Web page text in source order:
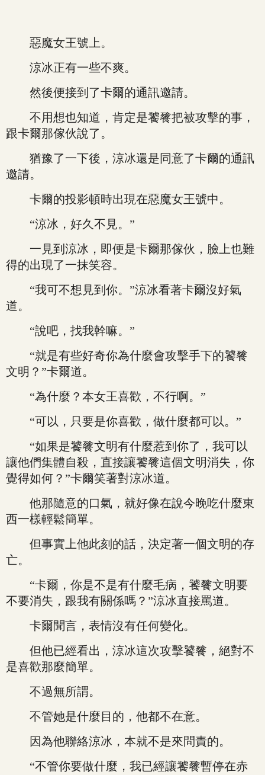
惡魔女王號上。
涼冰正有一些不爽。
然後便接到了卡爾的通訊邀請。
不用想也知道，肯定是饕餮把被攻擊的事，
跟卡爾那傢伙說了。
猶豫了一下後，涼冰還是同意了卡爾的通訊
邀請。
卡爾的投影頓時出現在惡魔女王號中。
“涼冰，好久不見。”
一見到涼冰，即便是卡爾那傢伙，臉上也難
得的出現了一抹笑容。
“我可不想見到你。”涼冰看著卡爾沒好氣
道。
“說吧，找我幹嘛。”
“就是有些好奇你為什麼會攻擊手下的饕餮
文明？”卡爾道。
“為什麼？本女王喜歡，不行啊。”
“可以，只要是你喜歡，做什麼都可以。”
“如果是饕餮文明有什麼惹到你了，我可以
讓他們集體自殺，直接讓饕餮這個文明消失，你
覺得如何？”卡爾笑著對涼冰道。
他那隨意的口氣，就好像在說今晚吃什麼東
西一樣輕鬆簡單。
但事實上他此刻的話，決定著一個文明的存
亡。
“卡爾，你是不是有什麼毛病，饕餮文明要
不要消失，跟我有關係嗎？”涼冰直接罵道。
卡爾聞言，表情沒有任何變化。
但他已經看出，涼冰這次攻擊饕餮，絕對不
是喜歡那麼簡單。
不過無所謂。
不管她是什麼目的，他都不在意。
因為他聯絡涼冰，本就不是來問責的。
“不管你要做什麼，我已經讓饕餮暫停在赤